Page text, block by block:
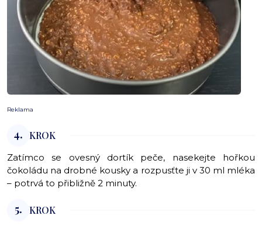
Reklama
4. KROK
Zatímco se ovesný dortík peče, nasekejte hořkou
čokoládu na drobné kousky a rozpusťte ji v 30 ml mléka
– potrvá to přibližně 2 minuty.
5. KROK